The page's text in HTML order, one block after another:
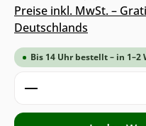
Preise inkl. MwSt. –
Deutschlands
Bis 14 Uhr bestellt – in
Produkt